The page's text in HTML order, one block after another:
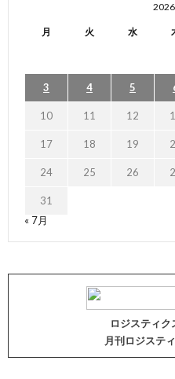
月 火 水
3 4 5
10 11 12
17 18 19
24 25 26
31
« 7月
ロジスティク
月刊ロジステ